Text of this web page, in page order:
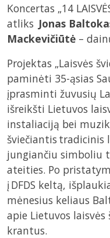
Koncertas „14
atliks Jonas
Mackevičiūtė –
Projektas „Laisvės
paminėti 35-ąsias
įprasminti žuvusių
išreikšti Lietuvos
instaliaciją bei
šviečiantis tradicinis
jungiančiu simboliu
ateities. Po
į DFDS keltą,
mėnesius keliaus
apie Lietuvos laisvės
krantus.